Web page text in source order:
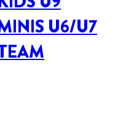
U6/U7